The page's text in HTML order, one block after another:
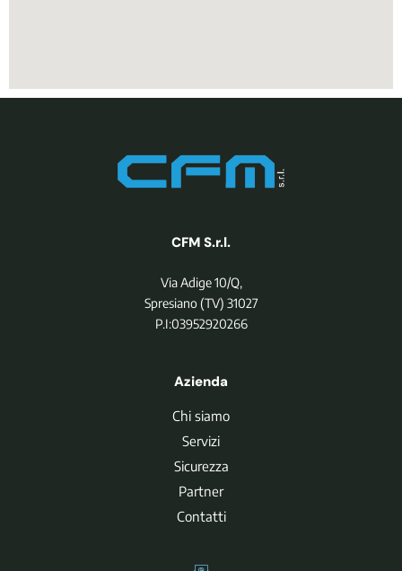
CFM S.r.l.
Via Adige 10/Q,
Spresiano (TV) 31027
P.I:03952920266
Azienda
Chi siamo
Servizi
Sicurezza
Partner
Contatti